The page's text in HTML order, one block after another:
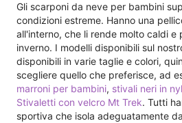
Gli scarponi da neve per bambini
condizioni estreme. Hanno una
all'interno, che li rende molto caldi
inverno. I modelli disponibili sul
disponibili in varie taglie e colori,
scegliere quello che preferisce, ad
marroni per bambini, stivali neri in
Stivaletti con velcro Mt Trek. Tutti
sportiva che isola adeguatamente